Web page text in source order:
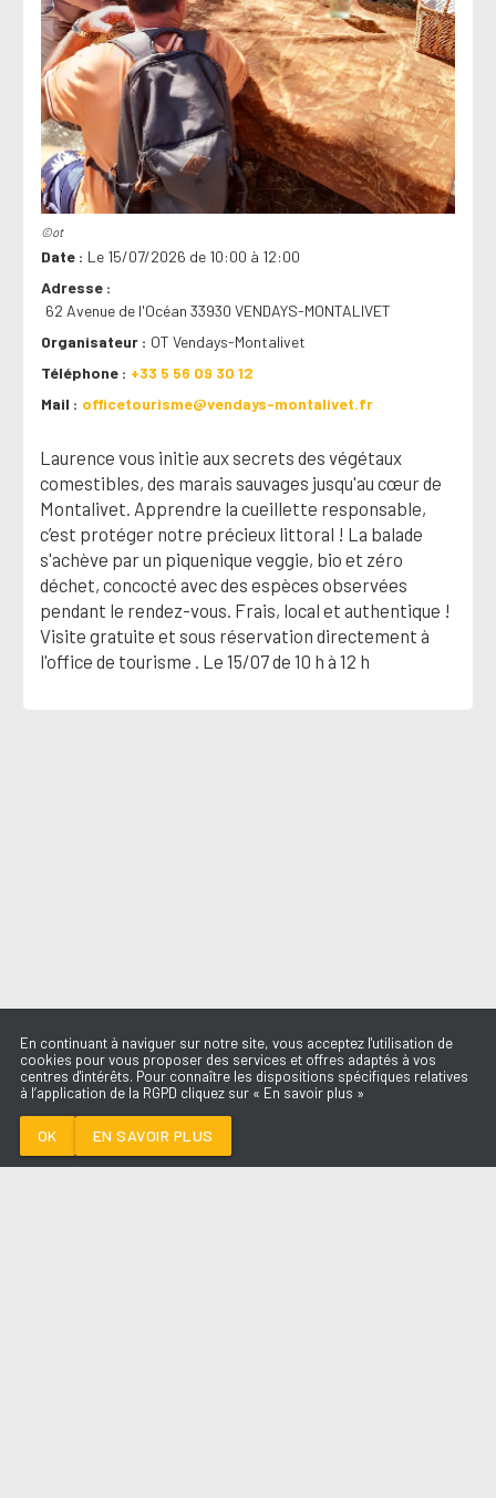
©ot
Date
Le 15/07/2026 de 10:00 à 12:00
Adresse
62 Avenue de l'Océan 33930 VENDAYS-MONTALIVET
Organisateur
OT Vendays-Montalivet
Téléphone
+33 5 56 09 30 12
Mail
officetourisme@vendays-montalivet.fr
Laurence vous initie aux secrets des végétaux
comestibles, des marais sauvages jusqu'au cœur de
Montalivet. Apprendre la cueillette responsable,
c’est protéger notre précieux littoral ! La balade
s'achève par un piquenique veggie, bio et zéro
déchet, concocté avec des espèces observées
pendant le rendez-vous. Frais, local et authentique !
Visite gratuite et sous réservation directement à
l'office de tourisme . Le 15/07 de 10 h à 12 h
En continuant à naviguer sur notre site, vous acceptez l'utilisation de
cookies pour vous proposer des services et offres adaptés à vos
centres d'intérêts. Pour connaître les dispositions spécifiques relatives
à l’application de la RGPD cliquez sur « En savoir plus »
OK EN SAVOIR PLUS